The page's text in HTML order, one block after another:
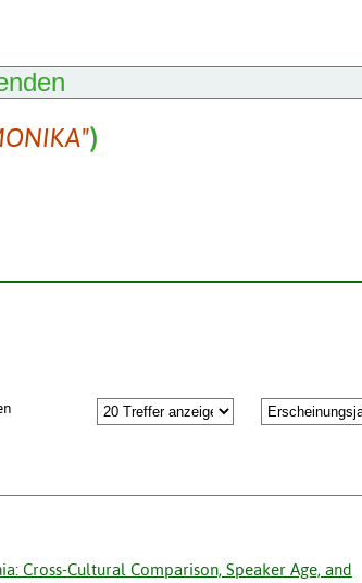
)
Cross-Cultural Comparison, Speaker Age, and